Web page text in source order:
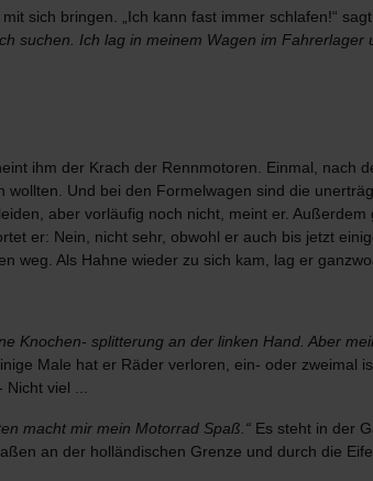
sich bringen. „Ich kann fast immer schlafen!“ sagt
suchen. Ich lag in meinem Wagen im
ihm der Krach der Rennmotoren. Einmal, nach
wollten. Und bei den Formelwagen sind die
aber vorläufig noch nicht, meint er.
er: Nein, nicht sehr, obwohl er auch bis jetzt
weg. Als Hahne wieder zu sich kam, lag er
Knochen- splitterung an der linken Hand. Aber
Male hat er Räder verloren, ein- oder zweimal
viel ...
macht mir mein Motorrad Spaß.“ Es steht in der
an der holländischen Grenze und durch die